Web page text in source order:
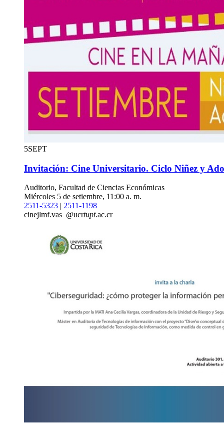
5SEPT
Invitación: Cine Universitario. Ciclo Niñez y
Auditorio, Facultad de Ciencias Económicas
Miércoles 5 de setiembre, 11:00 a. m.
2511-5323 | 2511-1198
cinejlmf.vas @ucrtupt.ac.cr